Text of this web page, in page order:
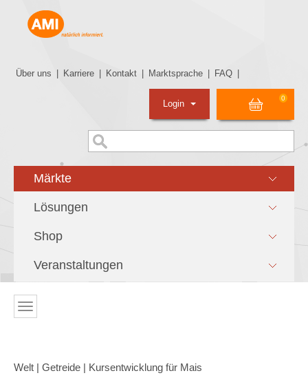
Über uns Karriere Kontakt Marktsprache FAQ
0
Login
Märkte
Lösungen
Shop
Veranstaltungen
Welt | Getreide | Kursentwicklung für Mais